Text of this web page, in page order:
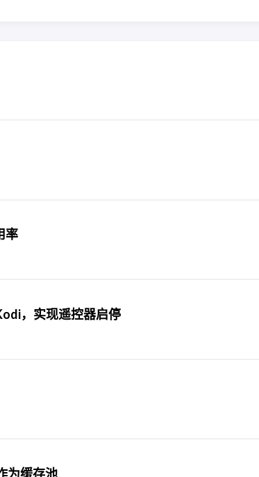
率
，实现遥控器启停
为缓存池